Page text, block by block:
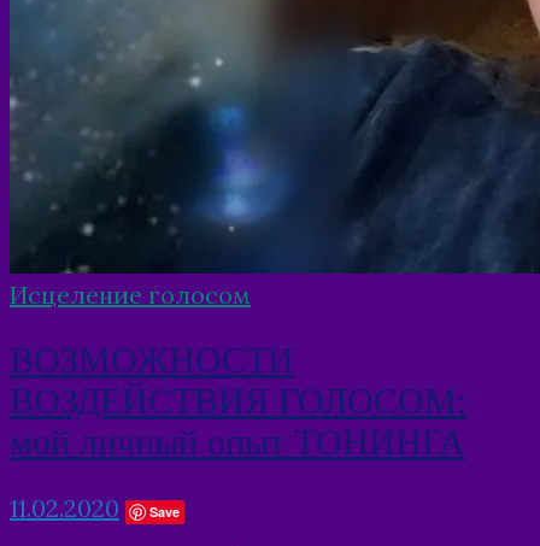
Исцеление голосом
ВОЗМОЖНОСТИ
ВОЗДЕЙСТВИЯ ГОЛОСОМ:
мой личный опыт ТОНИНГА
11.02.2020 Save